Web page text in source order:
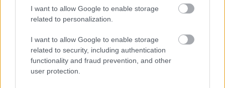
I want to allow Google to enable storage
related to personalization.
I want to allow Google to enable storage
related to security, including authentication
functionality and fraud prevention, and other
user protection.
09:00: Sprint klassisk prolog, menn 19/20 år
senior
09:30: Sprint klassisk prolog, menn 18 år
09:50: Sprint klassisk prolog, menn 17 år
11:00: Kvartfinaler, menn 19/20 år
11:15: Kvartfinaler, menn 18 år